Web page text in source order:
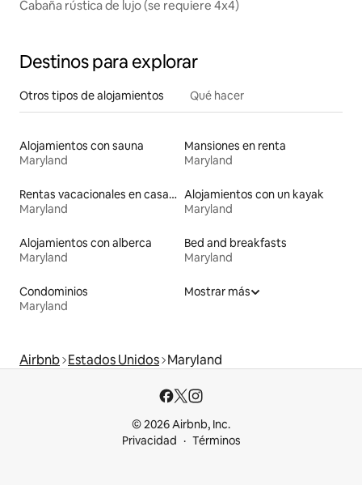
Cabaña rústica de lujo (se requiere 4x4)
Destinos para explorar
Otros tipos de alojamientos Qué hacer
Alojamientos con sauna
Maryland
Mansiones en renta
Maryland
Rentas vacacionales en casas rodantes
Maryland
Alojamientos con un kayak
Maryland
Alojamientos con alberca
Maryland
Bed and breakfasts
Maryland
Condominios
Maryland
Mostrar más
Airbnb Estados Unidos Maryland
© 2026 Airbnb, Inc.
Privacidad
Términos